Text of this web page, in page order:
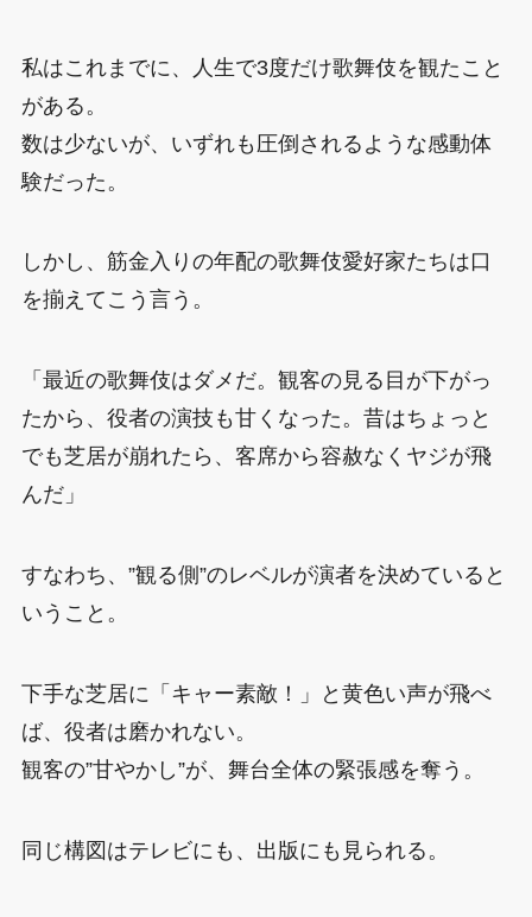
私はこれまでに、人生で3度だけ歌舞伎を観たこと
がある。
数は少ないが、いずれも圧倒されるような感動体
験だった。
しかし、筋金入りの年配の歌舞伎愛好家たちは口
を揃えてこう言う。
「最近の歌舞伎はダメだ。観客の見る目が下がっ
たから、役者の演技も甘くなった。昔はちょっと
でも芝居が崩れたら、客席から容赦なくヤジが飛
んだ」
すなわち、”観る側”のレベルが演者を決めていると
いうこと。
下手な芝居に「キャー素敵！」と黄色い声が飛べ
ば、役者は磨かれない。
観客の”甘やかし”が、舞台全体の緊張感を奪う。
同じ構図はテレビにも、出版にも見られる。